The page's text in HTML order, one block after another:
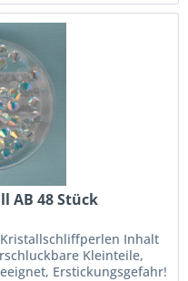
AB 48 Stück
Inhalt
Kleinteile,
Erstickungsgefahr!